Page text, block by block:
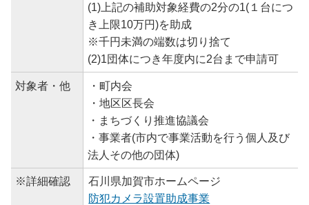
(1)上記の補助対象経費の2分の1(１台につ
き上限10万円)を助成
※千円未満の端数は切り捨て
(2)1団体につき年度内に2台まで申請可
対象者・他
・町内会
・地区区長会
・まちづくり推進協議会
・事業者(市内で事業活動を行う個人及び
法人その他の団体)
※詳細確認
石川県加賀市ホームページ
防犯カメラ設置助成事業